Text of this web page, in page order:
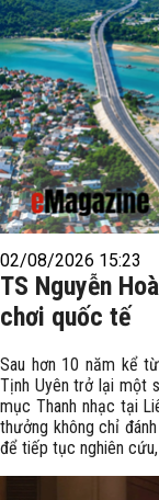
02/08/2026 15:23
TS Nguyễn
chơi quốc tế
Sau hơn 10 năm kể
Tịnh Uyên trở lại một
mục Thanh nhạc tại
thưởng không chỉ
để tiếp tục nghiên